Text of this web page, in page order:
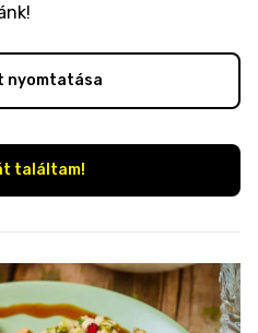
nyomtatása
találtam!